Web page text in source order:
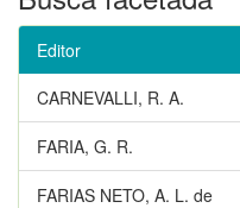
Editor
CARNEVALLI, R. A.
FARIA, G. R.
FARIAS NETO, A. L. de